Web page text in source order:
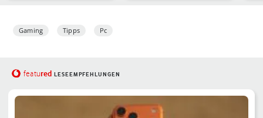
Gaming Tipps Pc
featured LESEEMPFEHLUNGEN